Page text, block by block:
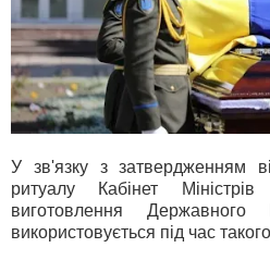
У зв'язку з затвердженням
ритуалу Кабінет
виготовлення
використовується під час